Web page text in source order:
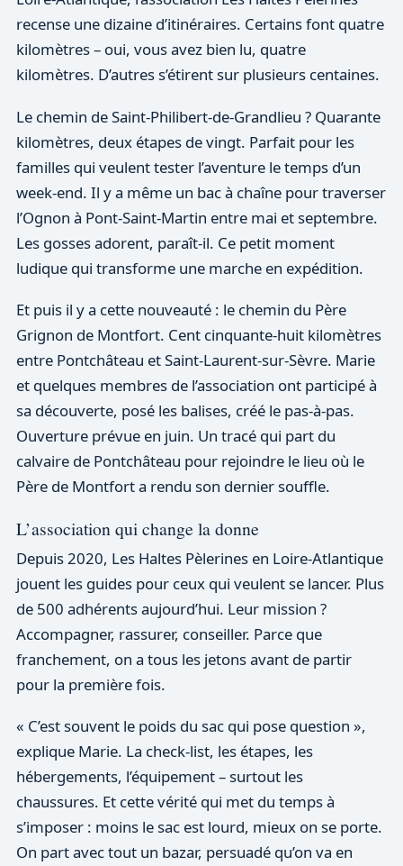
recense une dizaine d’itinéraires. Certains font quatre
kilomètres – oui, vous avez bien lu, quatre
kilomètres. D’autres s’étirent sur plusieurs centaines.
Le chemin de Saint-Philibert-de-Grandlieu ? Quarante
kilomètres, deux étapes de vingt. Parfait pour les
familles qui veulent tester l’aventure le temps d’un
week-end. Il y a même un bac à chaîne pour traverser
l’Ognon à Pont-Saint-Martin entre mai et septembre.
Les gosses adorent, paraît-il. Ce petit moment
ludique qui transforme une marche en expédition.
Et puis il y a cette nouveauté : le chemin du Père
Grignon de Montfort. Cent cinquante-huit kilomètres
entre Pontchâteau et Saint-Laurent-sur-Sèvre. Marie
et quelques membres de l’association ont participé à
sa découverte, posé les balises, créé le pas-à-pas.
Ouverture prévue en juin. Un tracé qui part du
calvaire de Pontchâteau pour rejoindre le lieu où le
Père de Montfort a rendu son dernier souffle.
L’association qui change la donne
Depuis 2020, Les Haltes Pèlerines en Loire-Atlantique
jouent les guides pour ceux qui veulent se lancer. Plus
de 500 adhérents aujourd’hui. Leur mission ?
Accompagner, rassurer, conseiller. Parce que
franchement, on a tous les jetons avant de partir
pour la première fois.
« C’est souvent le poids du sac qui pose question »,
explique Marie. La check-list, les étapes, les
hébergements, l’équipement – surtout les
chaussures. Et cette vérité qui met du temps à
s’imposer : moins le sac est lourd, mieux on se porte.
On part avec tout un bazar, persuadé qu’on va en